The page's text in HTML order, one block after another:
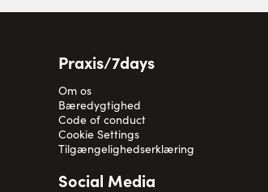
Praxis/7days
Om os
Bæredygtighed
Code of conduct
Cookie Settings
Tilgængelighedserklæring
Social Media